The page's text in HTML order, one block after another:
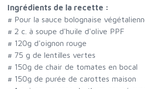
Ingrédients de la recette :
# Pour la sauce bolognaise
# 2 c. à soupe d'huile d'olive PPF
# 120g d'oignon rouge
# 75 g de lentilles vertes
# 150g de chair de tomates en bocal
# 150g de purée de carottes maison